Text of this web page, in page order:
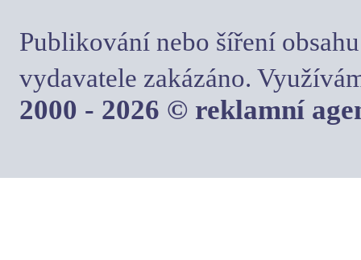
Publikování nebo šíření
vydavatele zakázáno.
2000 - 2026 © reklamní